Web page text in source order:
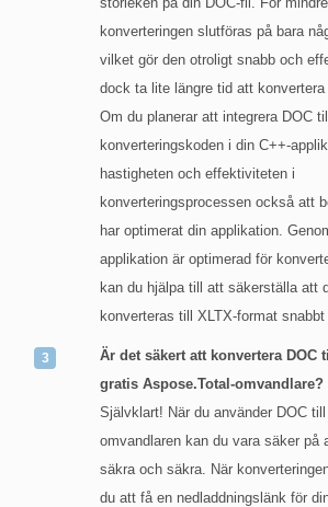
konverteringen slutföras på bara
vilket gör den otroligt snabb och
dock ta lite längre tid att konvertera
Om du planerar att integrera DOC
konverteringskoden i din C++-
hastigheten och effektiviteten i
konverteringsprocessen också att
har optimerat din applikation.
applikation är optimerad för
kan du hjälpa till att säkerställa att
konverteras till XLTX-format
Är det säkert att konvertera DOC
gratis Aspose.Total-omvandlare?
Självklart! När du använder DOC
omvandlaren kan du vara säker på
säkra och säkra. När
du att få en nedladdningslänk för